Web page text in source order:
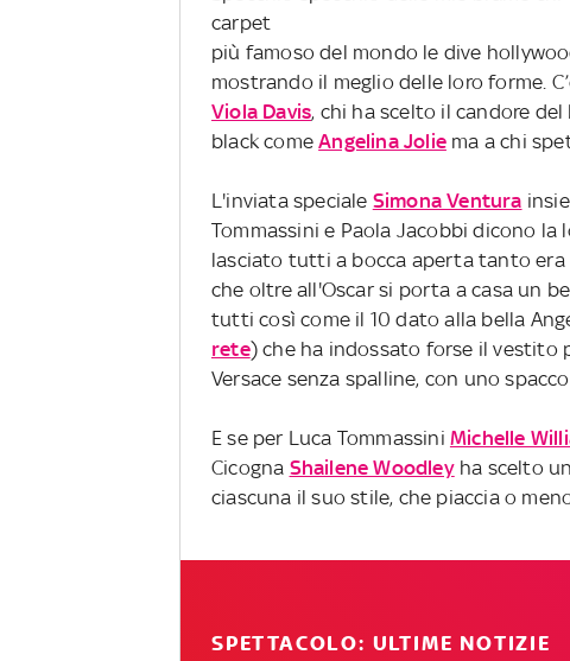
carpet
più famoso del mondo le dive
mostrando il meglio delle loro forme.
Viola Davis, chi ha scelto il candore del
black comeAngelina Joliema a chi
L'inviata speciale Simona Ventura
Tommassini e Paola Jacobbi dicono
lasciato tutti a bocca aperta tanto
che oltre all'Oscar si porta a casa un
tutti così come il 10 dato alla bella
rete) che ha indossato forse il vestito
Versace senza spalline, con uno
E se per Luca Tommassini Michelle
Cicogna Shailene Woodleyha scelto
ciascuna il suo stile, che piaccia o
SPETTACOLO: ULTIME NOTIZIE